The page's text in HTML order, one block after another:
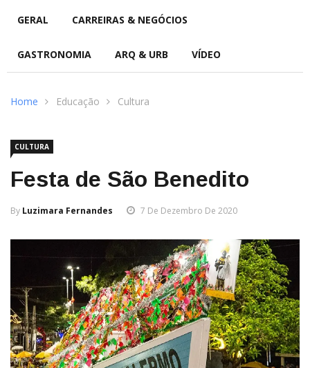
GERAL CARREIRAS & NEGÓCIOS
GASTRONOMIA ARQ & URB VÍDEO
Home Educação Cultura
CULTURA
Festa de São Benedito
By Luzimara Fernandes 7 De Dezembro De 2020